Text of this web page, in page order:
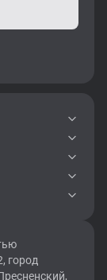
город